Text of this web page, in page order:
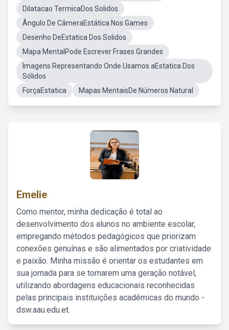
Dilatacao TermicaDos Solidos
Ângulo De CâmeraEstática Nos Games
Desenho DeEstatica Dos Solidos
Mapa MentalPode Escrever Frases Grandes
Imagens Representando Onde Usamos aEstatica Dos
Sólidos
ForçaEstatica
Mapas MentaisDe Números Natural
Emelie
Como mentor, minha dedicação é total ao
desenvolvimento dos alunos no ambiente escolar,
empregando métodos pedagógicos que priorizam
conexões genuínas e são alimentados por criatividade
e paixão. Minha missão é orientar os estudantes em
sua jornada para se tornarem uma geração notável,
utilizando abordagens educacionais reconhecidas
pelas principais instituições acadêmicas do mundo -
dsw.aau.edu.et.